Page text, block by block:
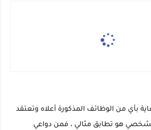
بأي من الوظائف المذكورة أعلاه وتعتقد
هو تطابق مثالي ، فمن دواعي